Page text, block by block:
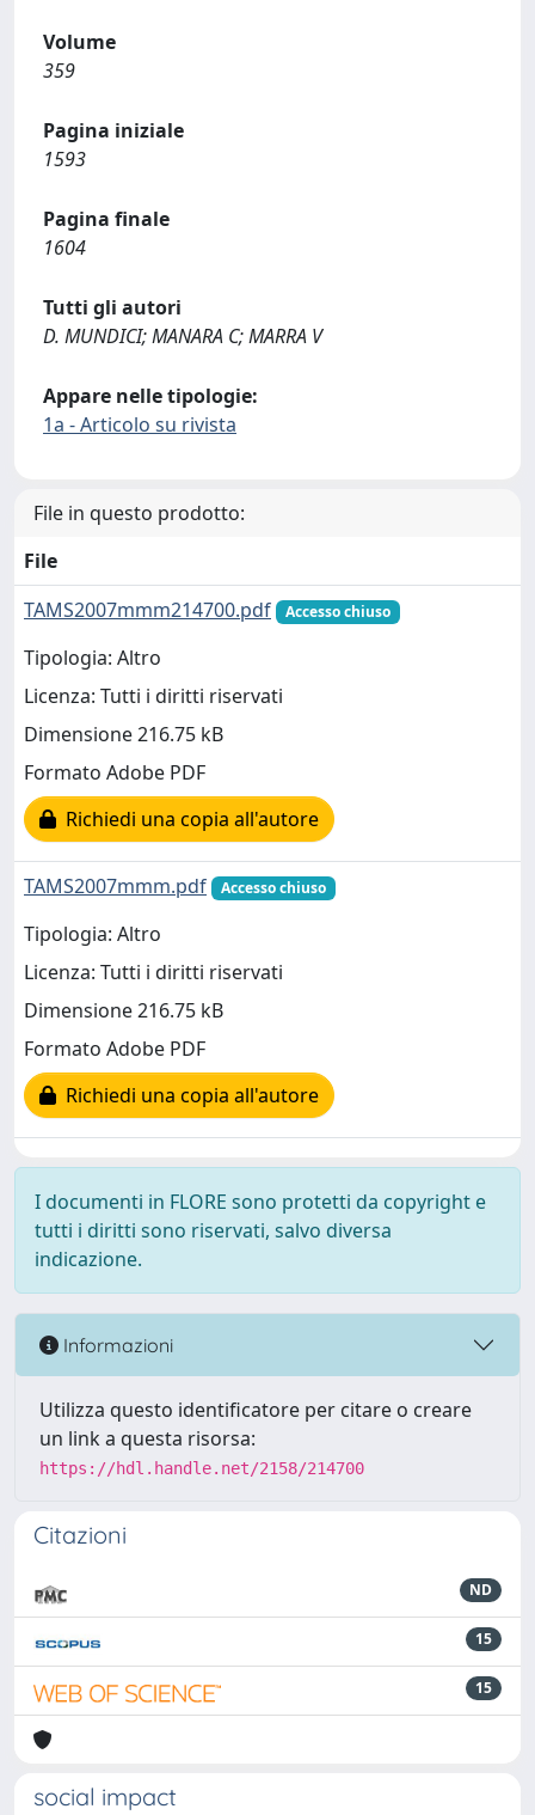
Volume
359
Pagina iniziale
1593
Pagina finale
1604
Tutti gli autori
D. MUNDICI; MANARA C; MARRA V
Appare nelle tipologie:
1a - Articolo su rivista
File in questo prodotto:
File
TAMS2007mmm214700.pdf
Accesso chiuso
Tipologia: Altro
Licenza: Tutti i diritti riservati
Dimensione 216.75 kB
Formato Adobe PDF
Richiedi una copia all'autore
TAMS2007mmm.pdf Accesso chiuso
Tipologia: Altro
Licenza: Tutti i diritti riservati
Dimensione 216.75 kB
Formato Adobe PDF
Richiedi una copia all'autore
I documenti in FLORE sono protetti da copyright e
tutti i diritti sono riservati, salvo diversa
indicazione.
Informazioni
Utilizza questo identificatore per citare o creare
un link a questa risorsa:
https://hdl.handle.net/2158/214700
Citazioni
ND
15
15
social impact